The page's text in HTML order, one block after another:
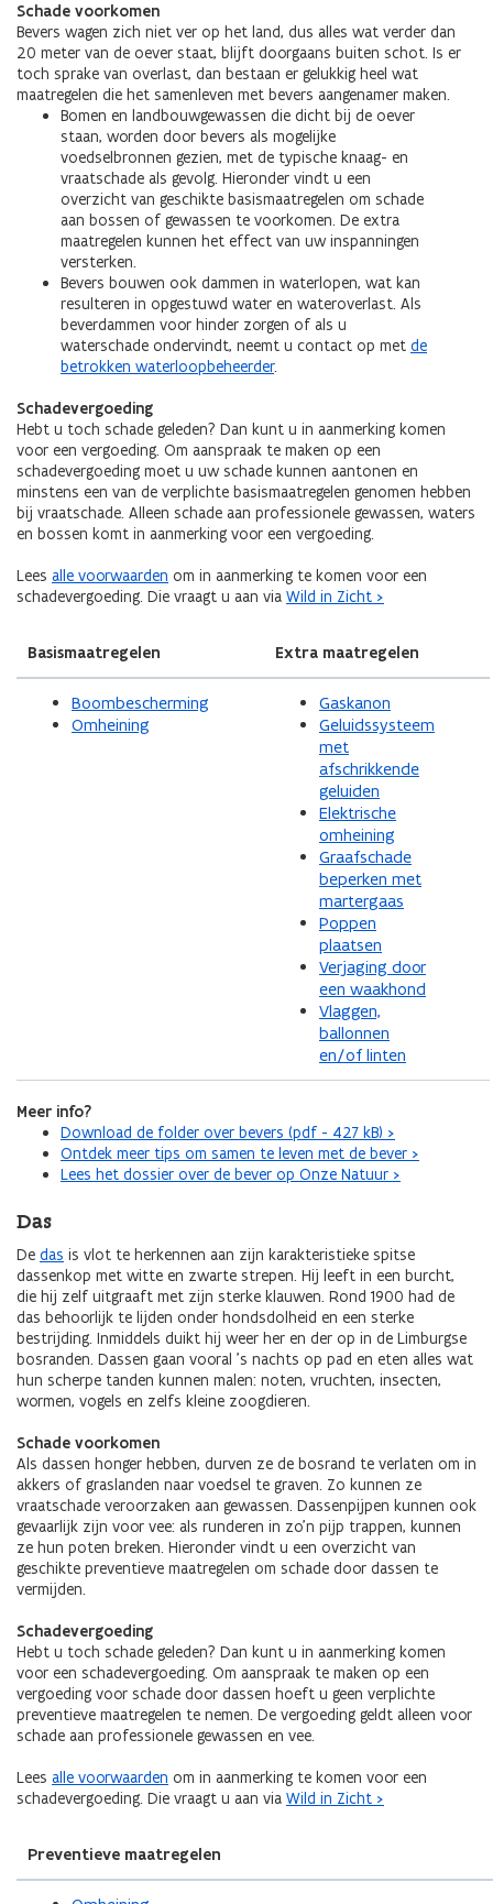
Schade voorkomen
Bevers wagen zich niet ver op het land, dus alles wat verder dan
20 meter van de oever staat, blijft doorgaans buiten schot. Is er
toch sprake van overlast, dan bestaan er gelukkig heel wat
maatregelen die het samenleven met bevers aangenamer maken.
Bomen en landbouwgewassen die dicht bij de oever
staan, worden door bevers als mogelijke
voedselbronnen gezien, met de typische knaag- en
vraatschade als gevolg. Hieronder vindt u een
overzicht van geschikte basismaatregelen om schade
aan bossen of gewassen te voorkomen. De extra
maatregelen kunnen het effect van uw inspanningen
versterken.
Bevers bouwen ook dammen in waterlopen, wat kan
resulteren in opgestuwd water en wateroverlast. Als
beverdammen voor hinder zorgen of als u
waterschade ondervindt, neemt u contact op met de
betrokken waterloopbeheerder.
Schadevergoeding
Hebt u toch schade geleden? Dan kunt u in aanmerking komen
voor een vergoeding. Om aanspraak te maken op een
schadevergoeding moet u uw schade kunnen aantonen en
minstens een van de verplichte basismaatregelen genomen hebben
bij vraatschade. Alleen schade aan professionele gewassen, waters
en bossen komt in aanmerking voor een vergoeding.
Lees alle voorwaarden om in aanmerking te komen voor een
schadevergoeding. Die vraagt u aan via Wild in Zicht >
Basismaatregelen Extra maatregelen
Boombescherming
Omheining
Gaskanon
Geluidssysteem
met
afschrikkende
geluiden
Elektrische
omheining
Graafschade
beperken met
martergaas
Poppen
plaatsen
Verjaging door
een waakhond
Vlaggen,
ballonnen
en/of linten
Meer info?
Download de folder over bevers (pdf - 427 kB) >
Ontdek meer tips om samen te leven met de bever >
Lees het dossier over de bever op Onze Natuur >
Das
De das is vlot te herkennen aan zijn karakteristieke spitse
dassenkop met witte en zwarte strepen. Hij leeft in een burcht,
die hij zelf uitgraaft met zijn sterke klauwen. Rond 1900 had de
das behoorlijk te lijden onder hondsdolheid en een sterke
bestrijding. Inmiddels duikt hij weer her en der op in de Limburgse
bosranden. Dassen gaan vooral ’s nachts op pad en eten alles wat
hun scherpe tanden kunnen malen: noten, vruchten, insecten,
wormen, vogels en zelfs kleine zoogdieren.
Schade voorkomen
Als dassen honger hebben, durven ze de bosrand te verlaten om in
akkers of graslanden naar voedsel te graven. Zo kunnen ze
vraatschade veroorzaken aan gewassen. Dassenpijpen kunnen ook
gevaarlijk zijn voor vee: als runderen in zo’n pijp trappen, kunnen
ze hun poten breken. Hieronder vindt u een overzicht van
geschikte preventieve maatregelen om schade door dassen te
vermijden.
Schadevergoeding
Hebt u toch schade geleden? Dan kunt u in aanmerking komen
voor een schadevergoeding. Om aanspraak te maken op een
vergoeding voor schade door dassen hoeft u geen verplichte
preventieve maatregelen te nemen. De vergoeding geldt alleen voor
schade aan professionele gewassen en vee.
Lees alle voorwaarden om in aanmerking te komen voor een
schadevergoeding. Die vraagt u aan via Wild in Zicht >
Preventieve maatregelen